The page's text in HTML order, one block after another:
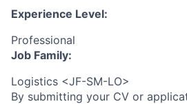
Experience Level:
Professional
Job Family:
Logistics <JF-SM-LO>
By submitting your CV or